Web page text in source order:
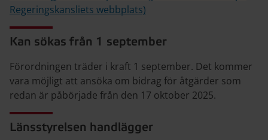
Regeringskansliets webbplats)
Kan sökas från 1 september
Förordningen träder i kraft 1 september. Det kommer
vara möjligt att ansöka om bidrag för åtgärder som
redan är påbörjade från den 17 oktober 2025.
Länsstyrelsen handlägger